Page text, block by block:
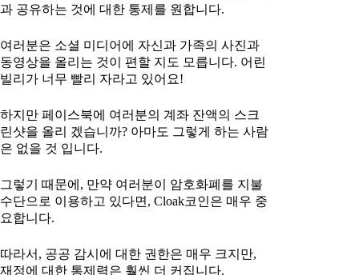
과 공유하는 것에 대한 통제를 원합니다.
여러분은 소셜 미디어에 자신과 가족의 사진과
동영상을 올리는 것이 편할 지도 모릅니다. 어린
빌리가 너무 빨리 자라고 있어요!
하지만 페이스북에 여러분의 계좌 잔액의 스크
린샷을 올리 겠습니까? 아마도 그렇게 하는 사람
은 없을 것 입니다.
그렇기 때문에, 만약 여러분이 암호화폐를 지불
수단으로 이용하고 있다면, Cloak코인은 매우 중
요합니다.
따라서, 공공 감시에 대한 권한은 매우 크지만,
재정에 대한 통제력은 훨씬 더 커집니다.